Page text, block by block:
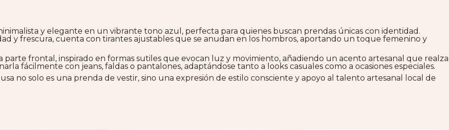
y elegante en un vibrante tono azul, perfecta para quienes buscan prendas únicas con identidad.
y frescura, cuenta con tirantes ajustables que se anudan en los hombros, aportando un toque femenino y
frontal, inspirado en formas sutiles que evocan luz y movimiento, añadiendo un acento artesanal que realza
fácilmente con jeans, faldas o pantalones, adaptándose tanto a looks casuales como a ocasiones especiales.
no solo es una prenda de vestir, sino una expresión de estilo consciente y apoyo al talento artesanal local de